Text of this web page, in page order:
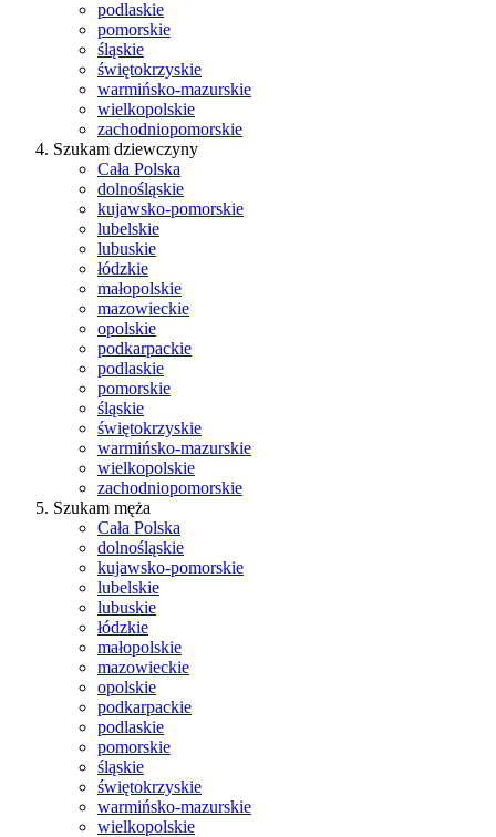
podlaskie
pomorskie
śląskie
świętokrzyskie
warmińsko-mazurskie
wielkopolskie
zachodniopomorskie
Szukam dziewczyny
Cała Polska
dolnośląskie
kujawsko-pomorskie
lubelskie
lubuskie
łódzkie
małopolskie
mazowieckie
opolskie
podkarpackie
podlaskie
pomorskie
śląskie
świętokrzyskie
warmińsko-mazurskie
wielkopolskie
zachodniopomorskie
Szukam męża
Cała Polska
dolnośląskie
kujawsko-pomorskie
lubelskie
lubuskie
łódzkie
małopolskie
mazowieckie
opolskie
podkarpackie
podlaskie
pomorskie
śląskie
świętokrzyskie
warmińsko-mazurskie
wielkopolskie